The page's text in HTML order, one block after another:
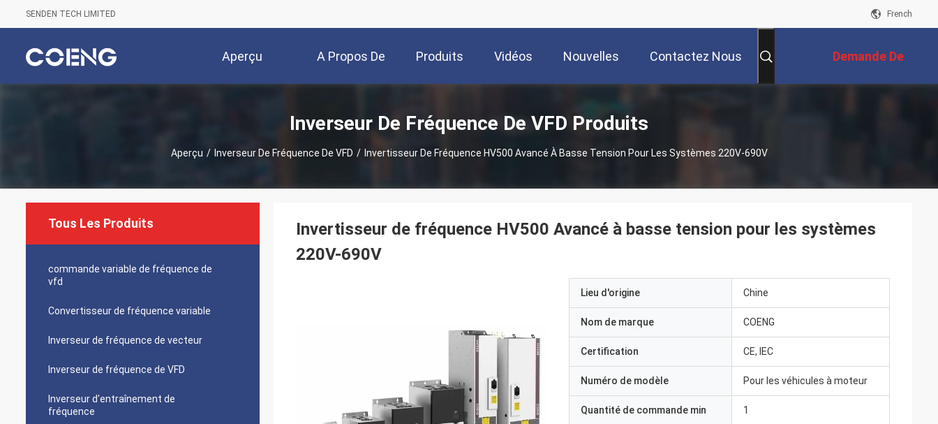
SENDEN TECH LIMITED French
Aperçu A Propos De
Nous
Produits Vidéos Nouvelles Contactez Nous Demande De
Soumission
Inverseur De Fréquence De VFD Produits
Aperçu / Inverseur De Fréquence De VFD / Invertisseur De Fréquence HV500 Avancé À Basse Tension Pour Les Systèmes 220V-690V
Tous Les Produits
commande variable de fréquence de
vfd
Convertisseur de fréquence variable
Inverseur de fréquence de vecteur
Inverseur de fréquence de VFD
Inverseur d'entraînement de
fréquence
Invertisseur de fréquence HV500 Avancé à basse tension pour les systèmes
220V-690V
Lieu d'origine Chine
Nom de marque COENG
Certification CE, IEC
Numéro de modèle Pour les véhicules à moteur
Quantité de commande min 1